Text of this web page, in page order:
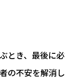
とき、 最後に
の不安を解消